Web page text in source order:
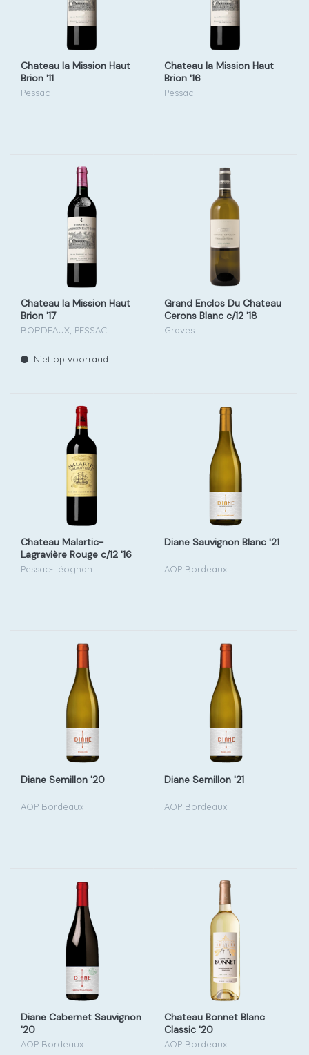
Chateau la Mission Haut
Brion '11
Pessac
Chateau la Mission Haut
Brion '16
Pessac
Chateau la Mission Haut
Brion '17
BORDEAUX, PESSAC
Niet op voorraad
Grand Enclos Du Chateau
Cerons Blanc c/12 '18
Graves
Chateau Malartic-
Lagravière Rouge c/12 '16
Pessac-Léognan
Diane Sauvignon Blanc '21
AOP Bordeaux
Diane Semillon '20
AOP Bordeaux
Diane Semillon '21
AOP Bordeaux
Diane Cabernet Sauvignon
'20
AOP Bordeaux
Chateau Bonnet Blanc
Classic '20
AOP Bordeaux